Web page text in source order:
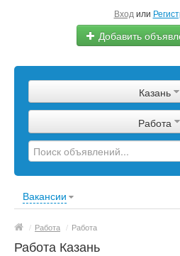
Вход или
Добавить
Сырье
Изделия
Казань
Работа
Вакансии
/ Работа / Работа
Работа Казань